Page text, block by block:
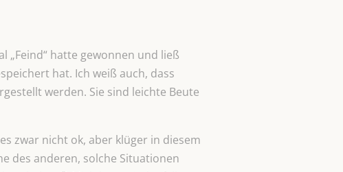
„Feind“ hatte gewonnen und ließ
hat. Ich weiß auch, dass
werden. Sie sind leichte Beute
zwar nicht ok, aber klüger in diesem
des anderen, solche Situationen